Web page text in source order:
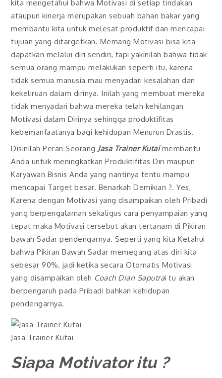
kita mengetahui bahwa Motivasi di setiap tindakan
ataupun kinerja merupakan sebuah bahan bakar yang
membantu kita untuk melesat produktif dan mencapai
tujuan yang ditargetkan. Memang Motivasi bisa kita
dapatkan melalui diri sendiri, tapi yakinilah bahwa tidak
semua orang mampu melakukan seperti itu, karena
tidak semua manusia mau menyadari kesalahan dan
kekeliruan dalam dirinya. Inilah yang membuat mereka
tidak menyadari bahwa mereka telah kehilangan
Motivasi dalam Dirinya sehingga produktifitas
kebemanfaatanya bagi kehidupan Menurun Drastis.
Disinilah Peran Seorang Jasa Trainer Kutaimembantu
Anda untuk meningkatkan Produktifitas Diri maupun
Karyawan Bisnis Anda yang nantinya tentu mampu
mencapai Target besar. Benarkah Demikian ?. Yes,
Karena dengan Motivasi yang disampaikan oleh Pribadi
yang berpengalaman sekaligus cara penyampaian yang
tepat maka Motivasi tersebut akan tertanam di Pikiran
bawah Sadar pendengarnya. Seperti yang kita Ketahui
bahwa Pikiran Bawah Sadar memegang atas diri kita
sebesar 90%, jadi ketika secara Otomatis Motivasi
yang disampaikan oleh Coach Dian Saputrai tu akan
berpengaruh pada Pribadi bahkan kehidupan
pendengarnya.
Jasa Trainer Kutai
Siapa Motivator itu ?